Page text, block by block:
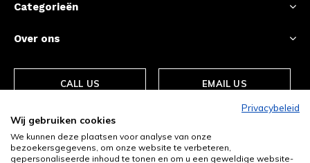
Categorieën
Over ons
CALL US EMAIL US
Privacybeleid
Wij gebruiken cookies
We kunnen deze plaatsen voor analyse van onze
bezoekersgegevens, om onze website te verbeteren,
gepersonaliseerde inhoud te tonen en om u een geweldige website-